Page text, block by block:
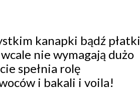
kanapki bądź płatki
nie wymagają dużo
spełnia rolę
i bakali i voila!